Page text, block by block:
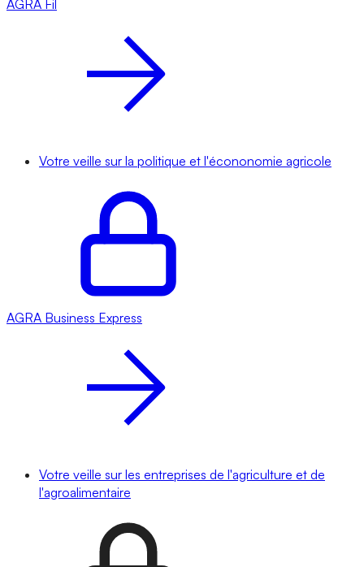
AGRA Fil
Votre veille sur la politique et l'écononomie agricole
AGRA Business Express
Votre veille sur les entreprises de l'agriculture et de
l'agroalimentaire